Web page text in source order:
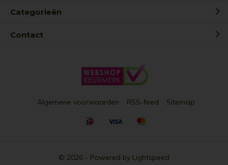
Categorieën
Contact
© 2026 - Powered by Lightspeed
Algemene voorwaarden RSS-feed Sitemap